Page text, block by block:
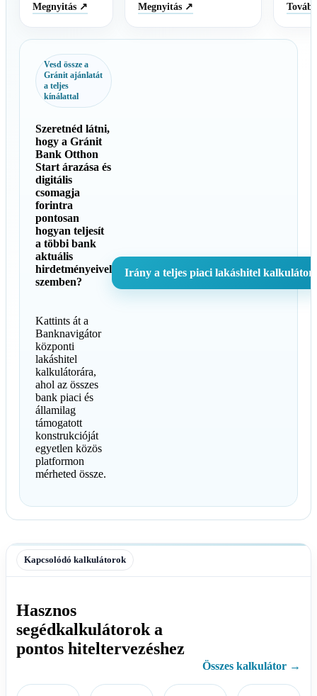
Megnyitás ↗ Megnyitás ↗
Vesd össze a
Gránit ajánlatát
a teljes
kínálattal
Szeretnéd látni,
hogy a Gránit
Bank Otthon
Start árazása és
digitális
csomagja
forintra
pontosan
hogyan teljesít
a többi bank
aktuális
hirdetményeivel
szemben?
Kattints át a
Banknavigátor
központi
lakáshitel
kalkulátorára,
ahol az összes
bank piaci és
államilag
támogatott
konstrukcióját
egyetlen közös
platformon
mérheted össze.
Irány a teljes piaci lakáshitel kalkulátor
Kapcsolódó kalkulátorok
Hasznos
segédkalkulátorok a
pontos hiteltervezéshez
Összes kalkulátor →